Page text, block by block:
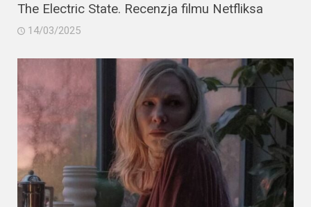
The Electric State. Recenzja filmu Netfliksa
14/03/2025